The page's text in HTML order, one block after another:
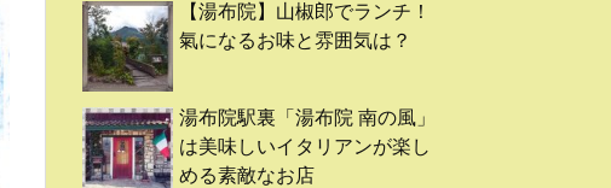
【湯布院】山椒郎でランチ！
氣になるお味と雰囲気は？
湯布院駅裏「湯布院 南の風」
は美味しいイタリアンが楽し
める素敵なお店